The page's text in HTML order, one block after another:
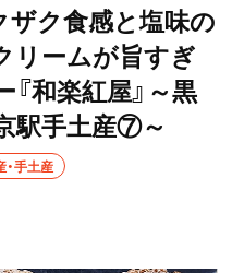
ザク食感と塩味の
リームが旨すぎ
和楽紅屋』～黒
駅手土産⑦～
手土産